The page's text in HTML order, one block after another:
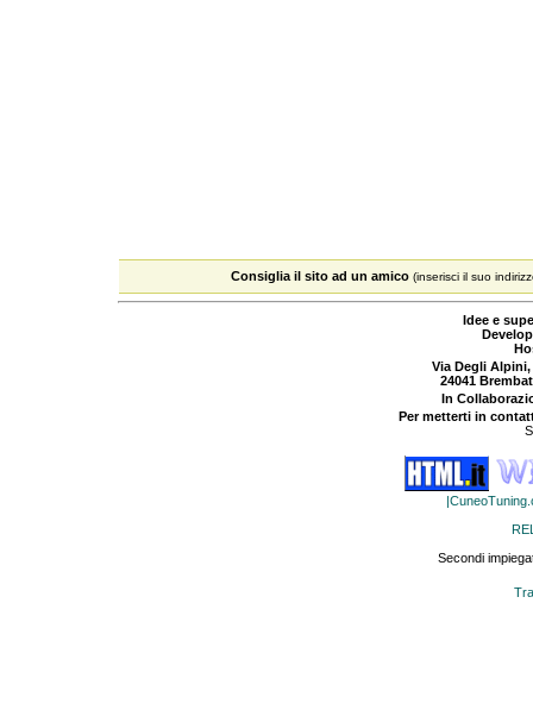
Consiglia il sito ad un amico (inserisci il suo
Idee e
Via Degli Alpini,
24041
In
Per metterti in
Secondi